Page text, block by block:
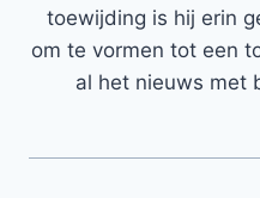
toewijding is hij erin
om te vormen tot een
al het nieuws met